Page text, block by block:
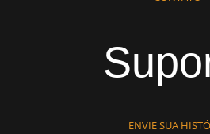
ENVIE SUA